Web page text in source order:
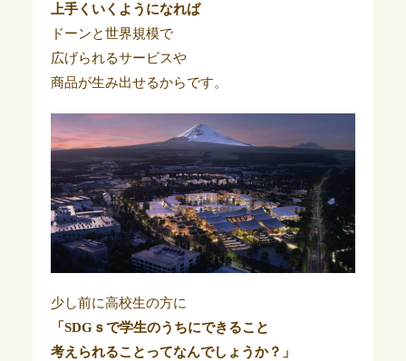
上手くいくようになれば
ドーンと世界規模で
広げられるサービスや
商品が生み出せるからです。
少し前に高校生の方に
「SDGｓで学生のうちにできること
考えられることってなんでしょうか？」